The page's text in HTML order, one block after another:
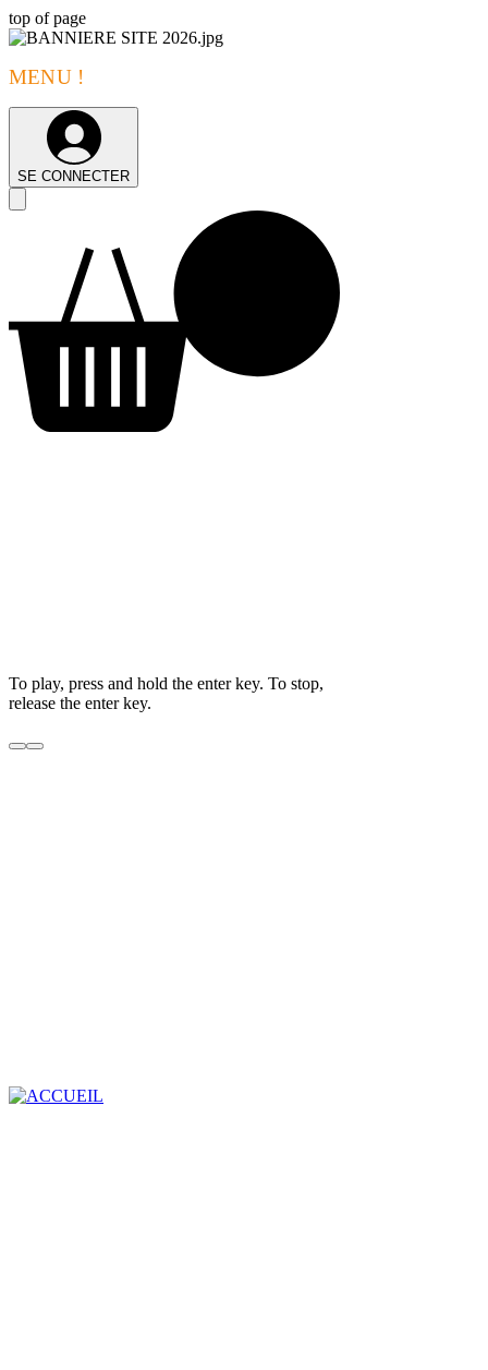
top of page
MENU !
SE CONNECTER
To play, press and hold the enter key. To stop,
release the enter key.